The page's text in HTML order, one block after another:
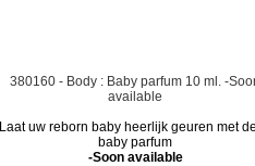
380160 - Body : Baby parfum 10 ml. -
available
Laat uw reborn baby heerlijk geuren met
baby parfum
-Soon available